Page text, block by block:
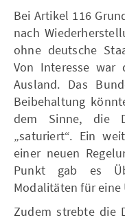
Bei Artikel 116
nach
ohne deutsche
Von Interesse war
Ausland. Das
Beibehaltung
dem Sinne, die
„saturiert“. Ein
einer neuen
Punkt gab es
Modalitäten für
Zudem strebte die